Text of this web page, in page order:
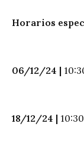
Horarios
06/12/24 |
18/12/24 |